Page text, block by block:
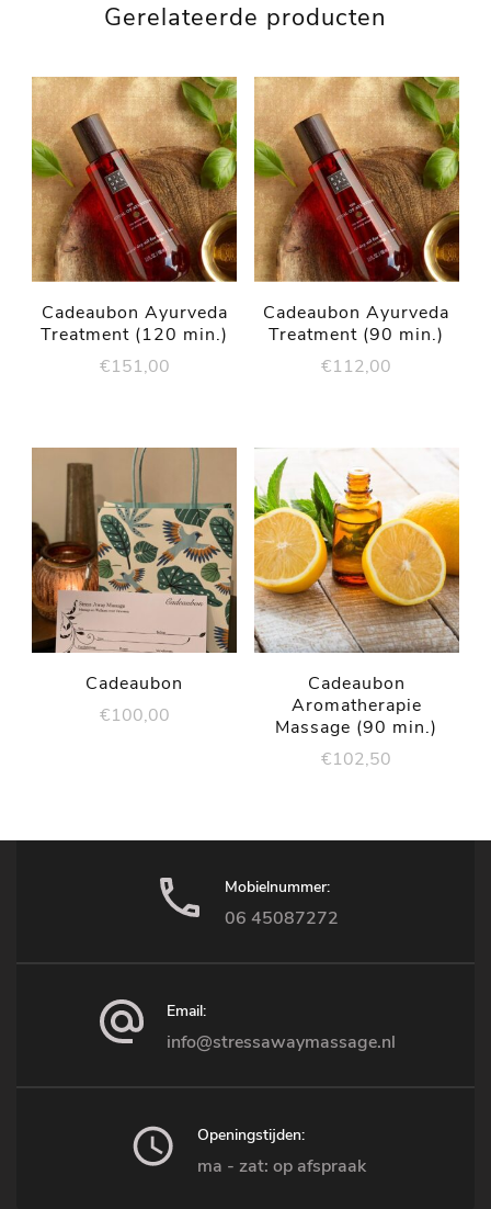
Gerelateerde producten
Cadeaubon Ayurveda
Treatment (120 min.)
€151,00
Cadeaubon Ayurveda
Treatment (90 min.)
€112,00
Cadeaubon
€100,00
Cadeaubon
Aromatherapie
Massage (90 min.)
€102,50
Mobielnummer:
06 45087272
Email:
info@stressawaymassage.nl
Openingstijden:
ma - zat: op afspraak